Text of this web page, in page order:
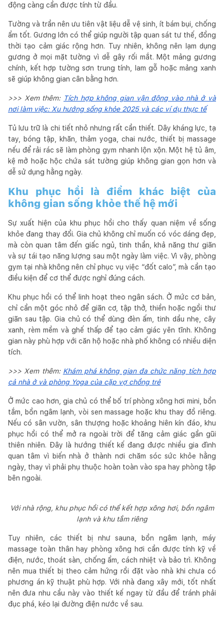
động càng cần được tính từ đầu.
Tường và trần nên ưu tiên vật liệu dễ vệ sinh, ít bám bụi, chống
ẩm tốt. Gương lớn có thể giúp người tập quan sát tư thế, đồng
thời tạo cảm giác rộng hơn. Tuy nhiên, không nên lạm dụng
gương ở mọi mặt tường vì dễ gây rối mắt. Một mảng gương
chính, kết hợp tường sơn trung tính, lam gỗ hoặc mảng xanh
sẽ giúp không gian cân bằng hơn.
>>> Xem thêm: Tích hợp không gian vận động vào nhà ở và
nơi làm việc: Xu hướng sống khỏe 2025 và các ví dụ thực tế
Tủ lưu trữ là chi tiết nhỏ nhưng rất cần thiết. Dây kháng lực, tạ
tay, bóng tập, khăn, thảm yoga, chai nước, thiết bị massage
nếu để rải rác sẽ làm phòng gym nhanh lộn xộn. Một hệ tủ âm,
kệ mở hoặc hộc chứa sát tường giúp không gian gọn hơn và
dễ sử dụng hằng ngày.
Khu phục hồi là điểm khác biệt của
không gian sống khỏe thế hệ mới
Sự xuất hiện của khu phục hồi cho thấy quan niệm về sống
khỏe đang thay đổi. Gia chủ không chỉ muốn có vóc dáng đẹp,
mà còn quan tâm đến giấc ngủ, tinh thần, khả năng thư giãn
và sự tái tạo năng lượng sau một ngày làm việc. Vì vậy, phòng
gym tại nhà không nên chỉ phục vụ việc “đốt calo”, mà cần tạo
điều kiện để cơ thể được nghỉ đúng cách.
Khu phục hồi có thể linh hoạt theo ngân sách. Ở mức cơ bản,
chỉ cần một góc nhỏ để giãn cơ, tập thở, thiền hoặc ngồi thư
giãn sau tập. Gia chủ có thể dùng đèn ấm, tinh dầu nhẹ, cây
xanh, rèm mềm và ghế thấp để tạo cảm giác yên tĩnh. Không
gian này phù hợp với căn hộ hoặc nhà phố không có nhiều diện
tích.
>>> Xem thêm: Khám phá không gian đa chức năng tích hợp
cả nhà ở và phòng Yoga của cặp vợ chồng trẻ
Ở mức cao hơn, gia chủ có thể bố trí phòng xông hơi mini, bồn
tắm, bồn ngâm lạnh, vòi sen massage hoặc khu thay đồ riêng.
Nếu có sân vườn, sân thượng hoặc khoảng hiên kín đáo, khu
phục hồi có thể mở ra ngoài trời để tăng cảm giác gần gũi
thiên nhiên. Đây là hướng thiết kế đang được nhiều gia đình
quan tâm vì biến nhà ở thành nơi chăm sóc sức khỏe hằng
ngày, thay vì phải phụ thuộc hoàn toàn vào spa hay phòng tập
bên ngoài.
Với nhà rộng, khu phục hồi có thể kết hợp xông hơi, bồn ngâm
lạnh và khu tắm riêng
Tuy nhiên, các thiết bị như sauna, bồn ngâm lạnh, máy
massage toàn thân hay phòng xông hơi cần được tính kỹ về
điện, nước, thoát sàn, chống ẩm, cách nhiệt và bảo trì. Không
nên mua thiết bị theo cảm hứng rồi đặt vào nhà khi chưa có
phương án kỹ thuật phù hợp. Với nhà đang xây mới, tốt nhất
nên đưa nhu cầu này vào thiết kế ngay từ đầu để tránh phải
đục phá, kéo lại đường điện nước về sau.